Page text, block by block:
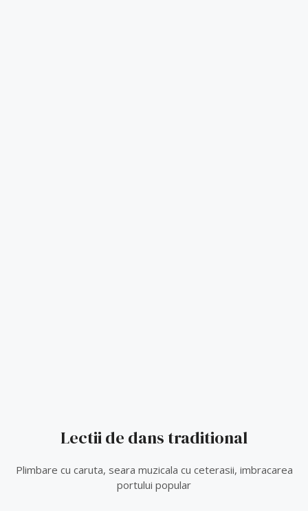
Lectii de dans traditional
Plimbare cu caruta, seara muzicala cu ceterasii, imbracarea
portului popular